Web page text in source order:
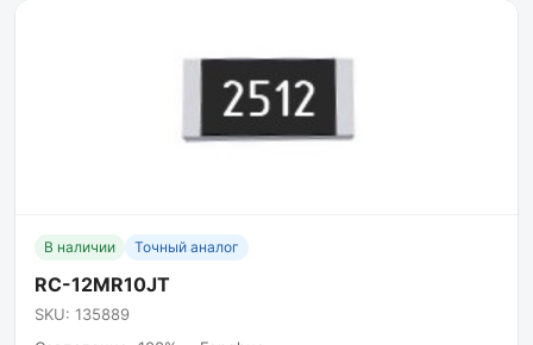
В наличии Точный аналог
RC-12MR10JT
SKU: 135889